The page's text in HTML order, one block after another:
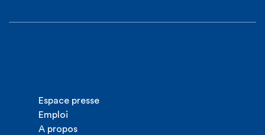
Espace presse
Emploi
A propos